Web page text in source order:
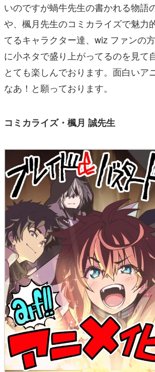
いのですが蝸牛先生の書かれる物語
や、楓月先生のコミカライズで魅力
てるキャラクター達、wiz ファンの
に小ネタで盛り上がってるのを見て
とても楽しんでおります。面白いア
なあ！と願っております。
コミカライズ・楓月 誠先生